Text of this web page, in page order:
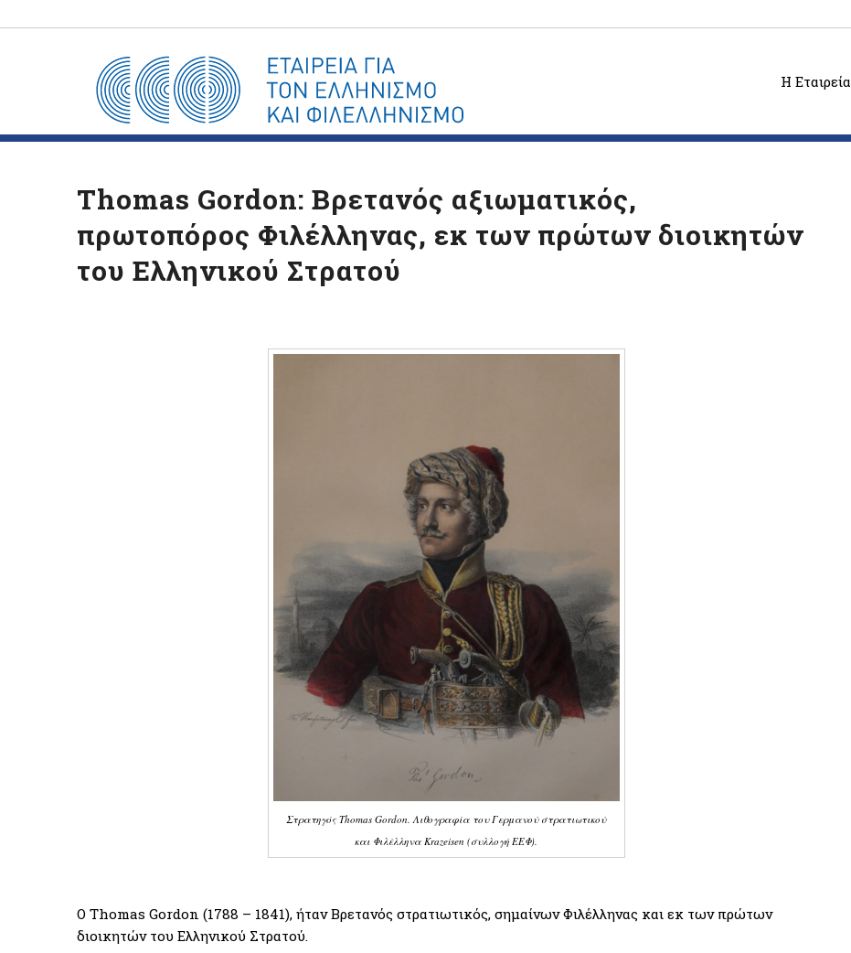
Η Εταιρεία
Thomas Gordon: Βρετανός αξιωματικός,
πρωτοπόρος Φιλέλληνας, εκ των πρώτων διοικητών
του Ελληνικού Στρατού
Στρατηγός Thomas Gordon. Λιθογραφία του Γερμανού στρατιωτικού
και Φιλέλληνα Krazeisen (συλλογή ΕΕΦ).
Ο Thomas Gordon (1788 – 1841), ήταν Βρετανός στρατιωτικός, σημαίνων Φιλέλληνας και εκ των πρώτων
διοικητών του Ελληνικού Στρατού.